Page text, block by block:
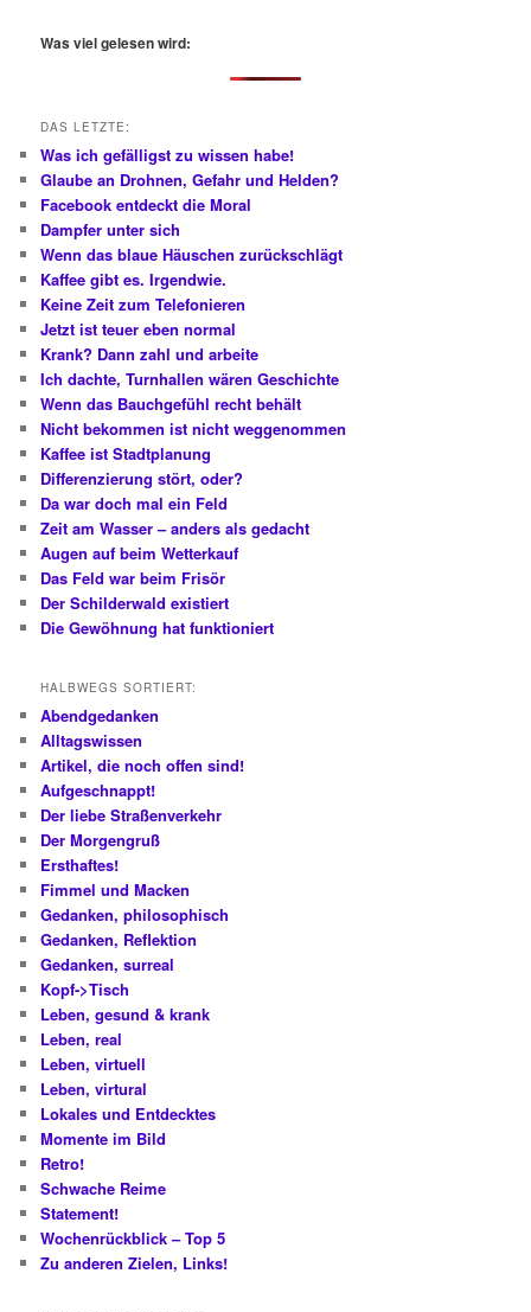
h
Was viel gelesen wird:
DAS LETZTE:
Was ich gefälligst zu wissen habe!
Glaube an Drohnen, Gefahr und Helden?
Facebook entdeckt die Moral
Dampfer unter sich
Wenn das blaue Häuschen zurückschlägt
Kaffee gibt es. Irgendwie.
Keine Zeit zum Telefonieren
Jetzt ist teuer eben normal
Krank? Dann zahl und arbeite
Ich dachte, Turnhallen wären Geschichte
Wenn das Bauchgefühl recht behält
Nicht bekommen ist nicht weggenommen
Kaffee ist Stadtplanung
Differenzierung stört, oder?
Da war doch mal ein Feld
Zeit am Wasser – anders als gedacht
Augen auf beim Wetterkauf
Das Feld war beim Frisör
Der Schilderwald existiert
Die Gewöhnung hat funktioniert
HALBWEGS SORTIERT:
Abendgedanken
Alltagswissen
Artikel, die noch offen sind!
Aufgeschnappt!
Der liebe Straßenverkehr
Der Morgengruß
Ersthaftes!
Fimmel und Macken
Gedanken, philosophisch
Gedanken, Reflektion
Gedanken, surreal
Kopf->Tisch
Leben, gesund & krank
Leben, real
Leben, virtuell
Leben, virtural
Lokales und Entdecktes
Momente im Bild
Retro!
Schwache Reime
Statement!
Wochenrückblick – Top 5
Zu anderen Zielen, Links!